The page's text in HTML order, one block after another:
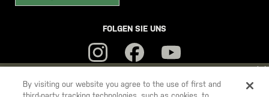
YOU ARE SHOPPING ON OURDEUTSCHLANDSITE. WOULD YOU
FOLGEN SIE UNS
By visiting our website you agree to the use of first and